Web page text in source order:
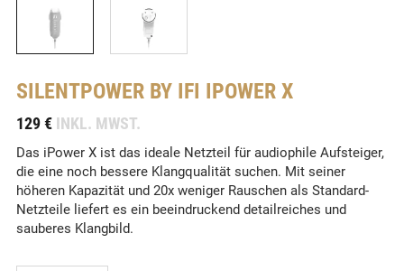
SILENTPOWER BY IFI IPOWER X
129 € INKL. MWST.
Das iPower X ist das ideale Netzteil für audiophile Aufsteiger,
die eine noch bessere Klangqualität suchen. Mit seiner
höheren Kapazität und 20x weniger Rauschen als Standard-
Netzteile liefert es ein beeindruckend detailreiches und
sauberes Klangbild.